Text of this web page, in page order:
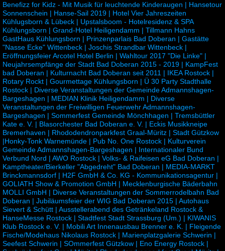
Benefizz for Kidz - Mit Musik für leuchtende Kinderaugen | Hansetour
Sonnenschein | Hanse-Sail 2019 | Hotel Vier Jahreszeiten
Kühlugsborn & Lübeck | Upstalsboom - Hotelresidenz & SPA
Kühlungsborn | Grand-Hotel Heiligendamm | Tillmann Hahns
GastHaus Kühlungsborn | Prinzenparlais Bad Doberan | Gastätte
"Nasse Ecke" Wittenbeck | Joschis Strandbar Wittenbeck |
Eröffnungsfeier Arcotel Hotel Berlin | Wahltour 2017 "Die Linke" |
Neujahrsempfänge der Stadt Bad Doberan 2015 - 2019 | KampFest
bad Doberan | Kulturnacht Bad Doberan seit 2011 | IKEA Rostock |
Rotary Rockt | Gourmettage Kühlungsborn | Ü 30 Party Stadthalle
Rostock | Diverse Veranstaltungen der Gemeinde Admannshagen-
Bargeshagen | MEDIAN Klinik Heiligendamm | Diverse
Veranstaltungen der Freiwilligen Feuerwehr Admannshagen-
Bargeshagen | Sommerfest Gemeinde Mönchhagen | Tremsbüttler
Kate e. V. | Blasorchester Bad Doberan e. V. | Eckis Musikkneipe
Bremerhaven | Rhododendronparkfest Graal-Müritz | Stadt Gützkow
|Honky-Tonk Warnemünde | Pub No. One Rostock | Kulturverein
Gemeinde Admannshagen-Bargeshagen | Internationaler Bund
Verbund Nord | AWO Rostock | Volks- & Raifeisen eG Bad Doberan |
Kamptheater/Bierkeller "Abgedreht" Bad Doberan | MEDIA-MARKT
Brinckmannsdorf | H2F GmbH & Co. KG - Kommunikationsagentur |
GOLIATH Show & Promotion GmbH | Mecklenburgische Bäderbahn
MOLLI GmbH | Diverse Veranstaltungen der Sommerrodelbahn Bad
Doberan | Jubiläumsfeier der WIG Bad Doberan 2015 | Autohaus
Sievert & Schütt | Ausstellerabend des Getränkeland Rostock &
HanseMesse Rostock | Stadtfest Stadt Strassburg (Um.) | KIWANIS
Klub Rostock e. V. | Mobili Art Innenausbau Brenner e. K. | Fleigende
Fische/Modehaus Nikolaus Rostock | Marienplatzgalerie Schwerin |
Seefest Schwerin | SOmmerfest Gützkow | Eno Energy Rostock |